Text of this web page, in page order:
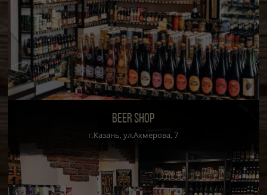
BEER SHOP
г.Казань, ул.Ахмерова, 7